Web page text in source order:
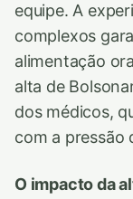
equipe. A
complexos
alimentação
alta de
dos médicos,
com a pressão
O impacto da